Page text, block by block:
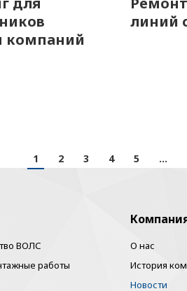
компаний
линий
1 2 3 4 5 …
ВОЛС
работы
О нас
История
Новости